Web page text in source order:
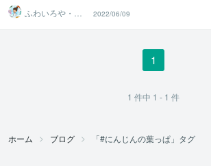
ふわいろや・薄
毛、抜け毛専門
美容師
2022/06/09
1
1 件中 1 - 1 件
ホーム ブログ 「#にんじんの葉っぱ」タグ